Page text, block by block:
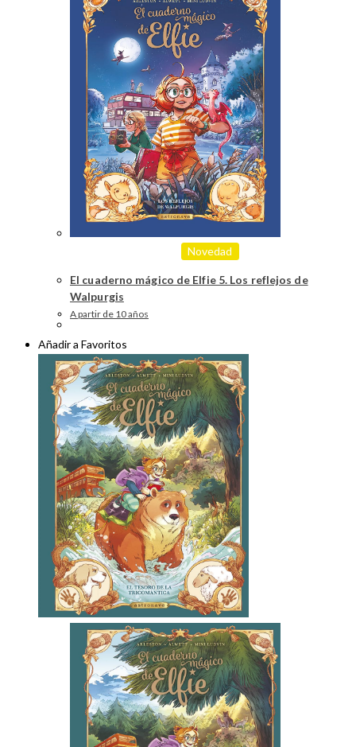
Novedad
El cuaderno mágico de Elfie 5. Los reflejos de
Walpurgis
A partir de 10 años
Añadir a Favoritos